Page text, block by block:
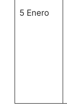
5 Enero